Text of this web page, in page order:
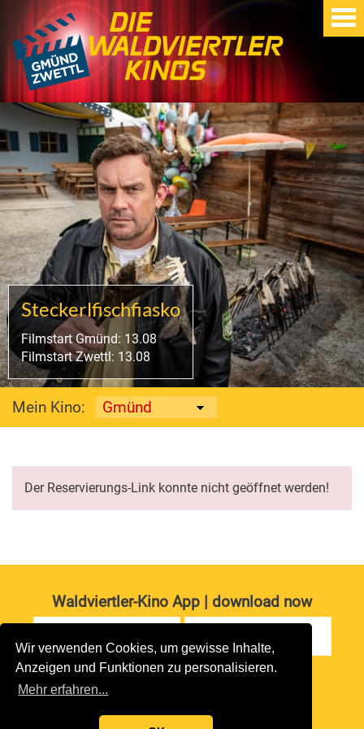
Wir verwenden Cookies, um gewisse Inhalte,
Anzeigen und Funktionen zu personalisieren.
Mehr erfahren...
Steckerlfischfiasko
Filmstart Gmünd: 13.08
Filmstart Zwettl: 13.08
Mein Kino:
Der Reservierungs-Link konnte nicht geöffnet werden!
Waldviertler-Kino App | download now
copyright 2026 waldviertler-kinos